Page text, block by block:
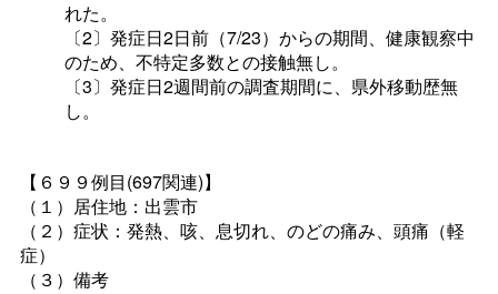
れた。
〔2〕発症日2日前（7/23）からの期間、健康観察中
のため、不特定多数との接触無し。
〔3〕発症日2週間前の調査期間に、県外移動歴無
し。
【６９９例目(697関連)】
（１）居住地：出雲市
（２）症状：発熱、咳、息切れ、のどの痛み、頭痛（軽
症）
（３）備考